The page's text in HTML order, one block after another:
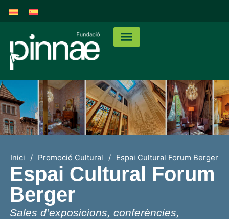
Inici / Promoció Cultural / Espai Cultural Forum Berger
Espai Cultural Forum
Berger
Sales d’exposicions, conferències,